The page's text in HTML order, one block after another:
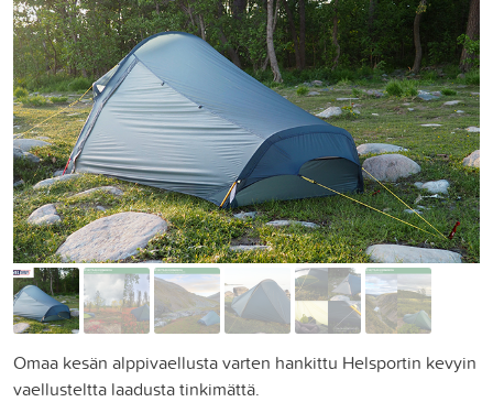
Omaa kesän alppivaellusta varten hankittu Helsportin kevyin
vaellusteltta laadusta tinkimättä.